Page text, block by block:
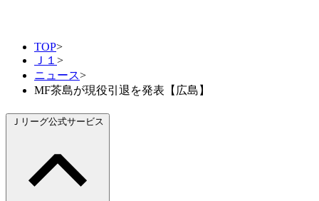
TOP>
Ｊ１ >
ニュース>
MF茶島が現役引退を発表【広島】
Ｊリーグ公式サービス